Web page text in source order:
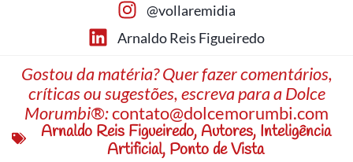
@vollaremidia
Arnaldo Reis Figueiredo
Gostou da matéria? Quer fazer comentários,
críticas ou sugestões, escreva para a Dolce
Morumbi®:contato@dolcemorumbi.com
Arnaldo Reis Figueiredo,Autores, Inteligência
Artificial, Ponto de Vista